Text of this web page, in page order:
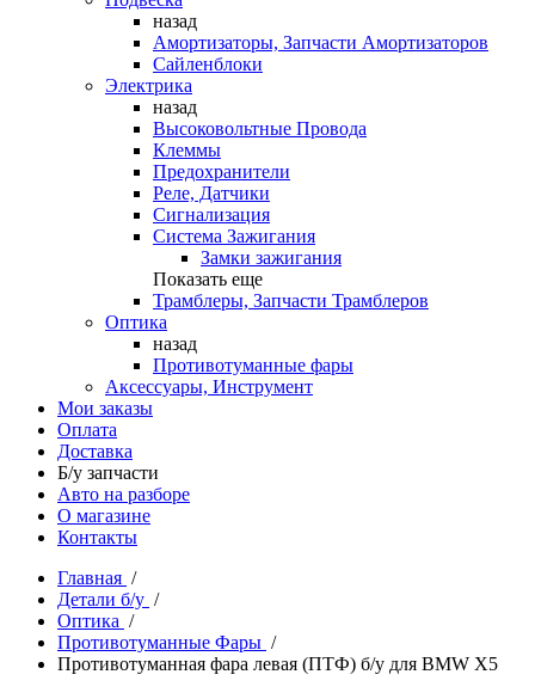
назад
Амортизаторы, Запчасти Амортизаторов
Сайленблоки
Электрика
назад
Высоковольтные Провода
Клеммы
Предохранители
Реле, Датчики
Сигнализация
Система Зажигания
Замки зажигания
Показать еще
Трамблеры, Запчасти Трамблеров
Оптика
назад
Противотуманные фары
Аксессуары, Инструмент
Мои заказы
Оплата
Доставка
Б/у запчасти
Авто на разборе
О магазине
Контакты
Главная /
Детали б/у /
Оптика /
Противотуманные Фары /
Противотуманная фара левая (ПТФ) б/у для BMW X5